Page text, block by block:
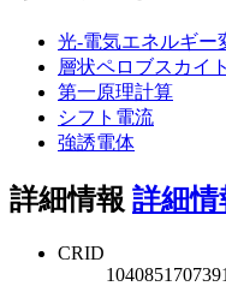
光-電気エネルギー
層状ペロブスカイト
第一原理計算
シフト電流
強誘電体
詳細情報 詳細
CRID